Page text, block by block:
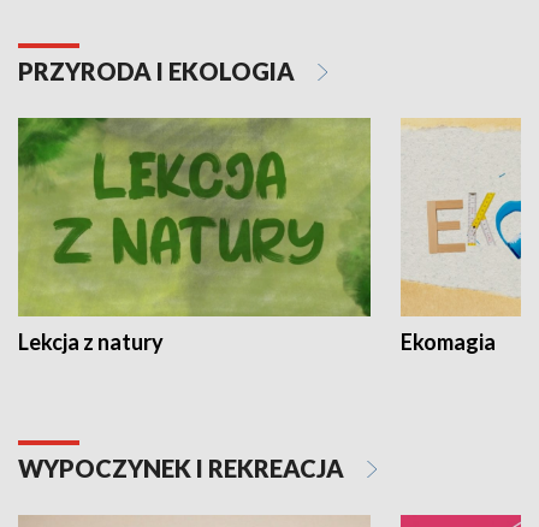
PRZYRODA I EKOLOGIA
Lekcja z natury Ekomagia
WYPOCZYNEK I REKREACJA